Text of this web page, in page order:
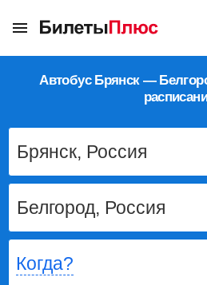
Автобус Брянск —
Когда?